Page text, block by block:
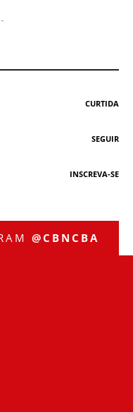
-
CURTIDA
SEGUIR
INSCREVA-SE
@CBNCBA